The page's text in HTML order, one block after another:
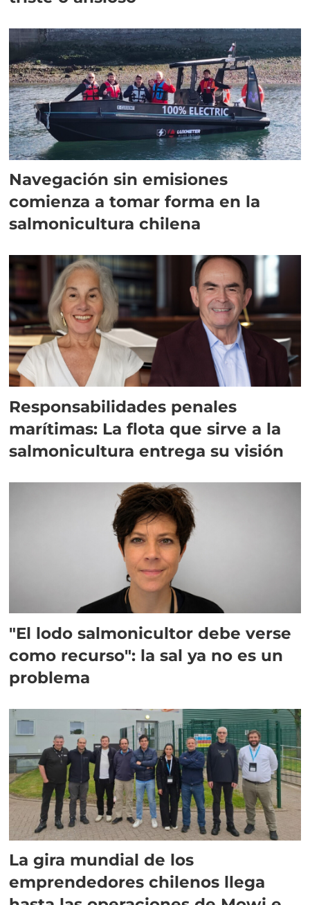
Navegación sin emisiones
comienza a tomar forma en la
salmonicultura chilena
Responsabilidades penales
marítimas: La flota que sirve a la
salmonicultura entrega su visión
"El lodo salmonicultor debe verse
como recurso": la sal ya no es un
problema
La gira mundial de los
emprendedores chilenos llega